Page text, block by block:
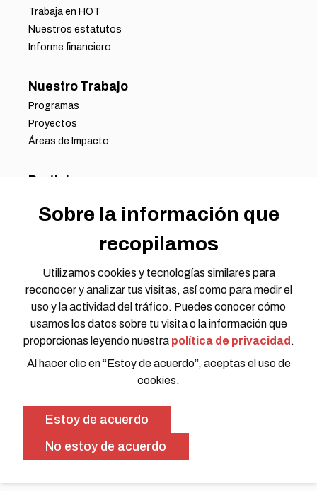
Trabaja en HOT
Nuestros estatutos
Informe financiero
Nuestro Trabajo
Programas
Proyectos
Áreas de Impacto
Participa
Oportunidades Laborales
Oportunidades de Voluntariado
Llamado a Propuestas
Grupos de Trabajo
Únete a Nuestra Conversación
Política de PrivacidadCódigo de conducta
© 2026 HOTOSM all rights reserved. Website Design by
SWOON CREATIVE MEDIA
Sobre la información que
recopilamos
Utilizamos cookies y tecnologías similares para
reconocer y analizar tus visitas, así como para medir el
uso y la actividad del tráfico. Puedes conocer cómo
usamos los datos sobre tu visita o la información que
proporcionas leyendo nuestra política de privacidad .
Al hacer clic en “Estoy de acuerdo”, aceptas el uso de
cookies.
Estoy de acuerdo
No estoy de acuerdo